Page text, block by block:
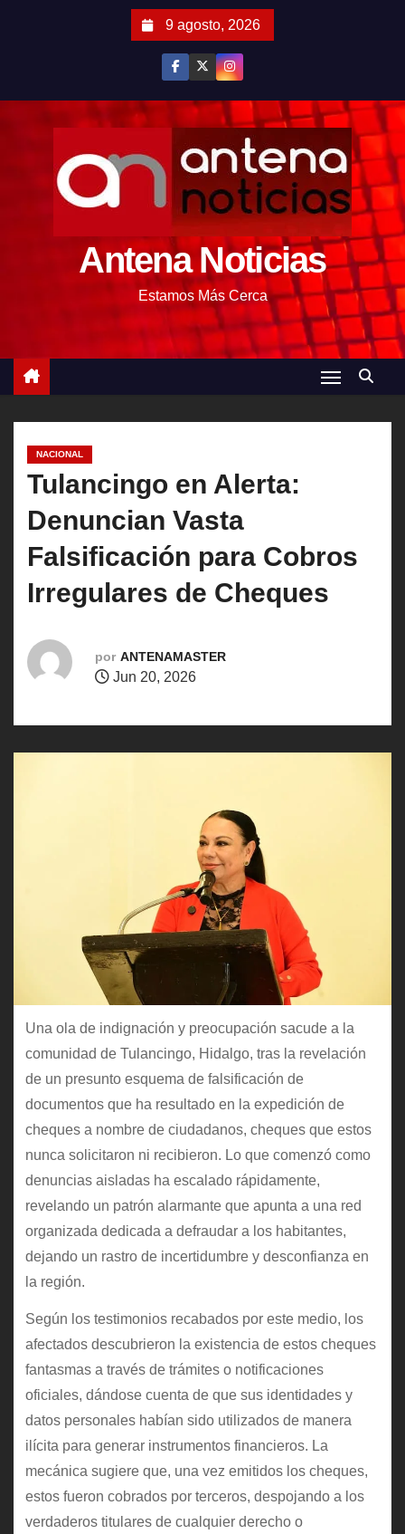
9 agosto, 2026
Antena Noticias
Estamos Más Cerca
NACIONAL
Tulancingo en Alerta:
Denuncian Vasta
Falsificación para Cobros
Irregulares de Cheques
por ANTENAMASTER
Jun 20, 2026
Una ola de indignación y preocupación sacude a la
comunidad de Tulancingo, Hidalgo, tras la revelación
de un presunto esquema de falsificación de
documentos que ha resultado en la expedición de
cheques a nombre de ciudadanos, cheques que estos
nunca solicitaron ni recibieron. Lo que comenzó como
denuncias aisladas ha escalado rápidamente,
revelando un patrón alarmante que apunta a una red
organizada dedicada a defraudar a los habitantes,
dejando un rastro de incertidumbre y desconfianza en
la región.
Según los testimonios recabados por este medio, los
afectados descubrieron la existencia de estos cheques
fantasmas a través de trámites o notificaciones
oficiales, dándose cuenta de que sus identidades y
datos personales habían sido utilizados de manera
ilícita para generar instrumentos financieros. La
mecánica sugiere que, una vez emitidos los cheques,
estos fueron cobrados por terceros, despojando a los
verdaderos titulares de cualquier derecho o